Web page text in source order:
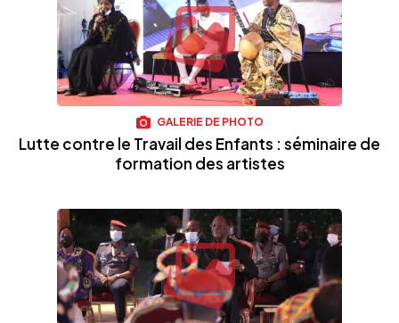
GALERIE DE PHOTO
Lutte contre le Travail des Enfants : séminaire de
formation des artistes